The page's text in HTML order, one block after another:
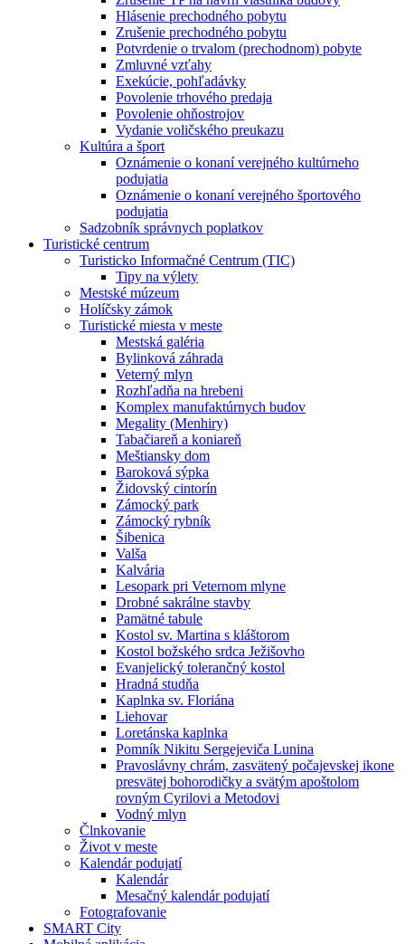
Hlásenie prechodného pobytu
Zrušenie prechodného pobytu
Potvrdenie o trvalom (prechodnom) pobyte
Zmluvné vzťahy
Exekúcie, pohľadávky
Povolenie trhového predaja
Povolenie ohňostrojov
Vydanie voličského preukazu
Kultúra a šport
Oznámenie o konaní verejného kultúrneho
podujatia
Oznámenie o konaní verejného športového
podujatia
Sadzobník správnych poplatkov
Turistické centrum
Turisticko Informačné Centrum (TIC)
Tipy na výlety
Mestské múzeum
Holíčsky zámok
Turistické miesta v meste
Mestská galéria
Bylinková záhrada
Veterný mlyn
Rozhľadňa na hrebeni
Komplex manufaktúrnych budov
Megality (Menhiry)
Tabačiareň a koniareň
Meštiansky dom
Baroková sýpka
Židovský cintorín
Zámocký park
Zámocký rybník
Šibenica
Valša
Kalvária
Lesopark pri Veternom mlyne
Drobné sakrálne stavby
Pamätné tabule
Kostol sv. Martina s kláštorom
Kostol božského srdca Ježišovho
Evanjelický tolerančný kostol
Hradná studňa
Kaplnka sv. Floriána
Liehovar
Loretánska kaplnka
Pomník Nikitu Sergejeviča Lunina
Pravoslávny chrám, zasvätený počajevskej ikone
presvätej bohorodičky a svätým apoštolom
rovným Cyrilovi a Metodovi
Vodný mlyn
Člnkovanie
Život v meste
Kalendár podujatí
Kalendár
Mesačný kalendár podujatí
Fotografovanie
SMART City